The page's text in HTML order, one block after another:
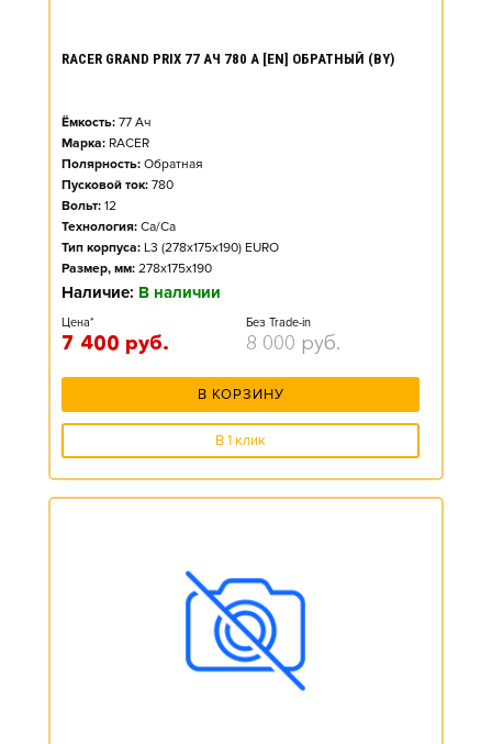
RACER GRAND PRIX 77 АЧ 780 А [EN] ОБРАТНЫЙ (BY)
Ёмкость: 77 Ач
Марка: RACER
Полярность: Обратная
Пусковой ток: 780
Вольт: 12
Технология: Ca/Ca
Тип корпуса: L3 (278x175x190) EURO
Размер, мм: 278x175x190
Наличие: В наличии
Цена*
7 400 руб.
Без Trade-in
8 000 руб.
В КОРЗИНУ
В 1 клик